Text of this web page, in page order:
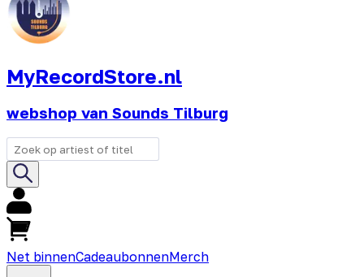
MyRecordStore.nl
webshop van Sounds Tilburg
Net binnenCadeaubonnenMerch